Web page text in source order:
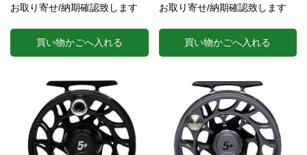
お取り寄せ/納期確認致します
買い物かごへ入れる
お取り寄せ/納期確認致します
買い物かごへ入れる